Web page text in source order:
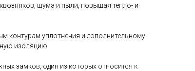
шума и пыли, повышая тепло- и
контурам уплотнения и дополнительному
изоляцию
замков, один из которых относится к